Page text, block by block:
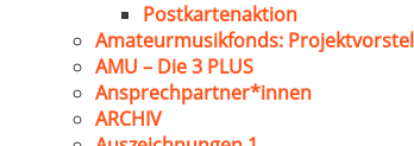
Postkartenaktion
Amateurmusikfonds:
AMU – Die 3 PLUS
Ansprechpartner*innen
ARCHIV